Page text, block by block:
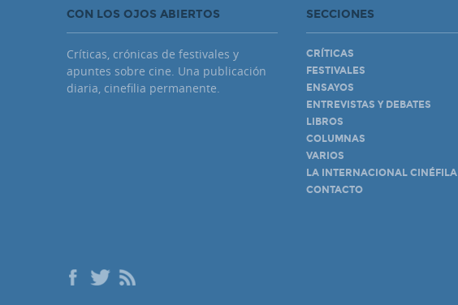
CON LOS OJOS ABIERTOS
Críticas, crónicas de festivales y
apuntes sobre cine. Una publicación
diaria, cinefilia permanente.
SECCIONES
CRÍTICAS
FESTIVALES
ENSAYOS
ENTREVISTAS Y DEBATES
LIBROS
COLUMNAS
VARIOS
LA INTERNACIONAL CINÉFILA
CONTACTO